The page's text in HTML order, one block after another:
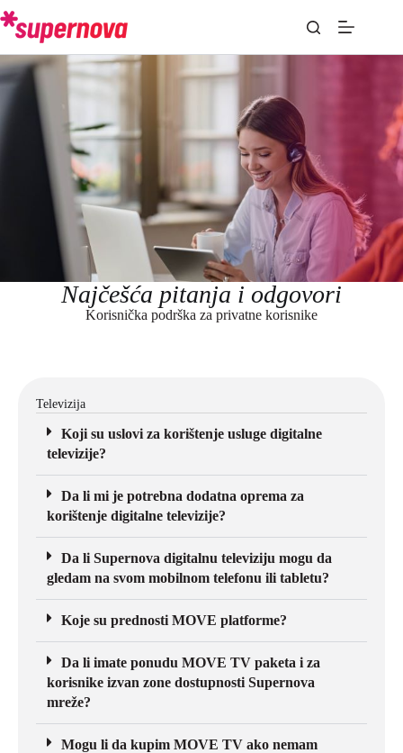
Najčešća pitanja i odgovori
Korisnička podrška za privatne korisnike
Televizija
Koji su uslovi za korištenje usluge digitalne
televizije?
Da li mi je potrebna dodatna oprema za
korištenje digitalne televizije?
Da li Supernova digitalnu televiziju mogu da
gledam na svom mobilnom telefonu ili tabletu?
Koje su prednosti MOVE platforme?
Da li imate ponudu MOVE TV paketa i za
korisnike izvan zone dostupnosti Supernova
mreže?
Mogu li da kupim MOVE TV ako nemam